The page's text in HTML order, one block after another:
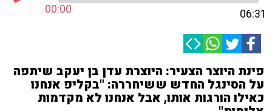
00:00 06:31
פינת היוצר הצעיר: היוצרת עדן בן יעקב שיתפה
על הסינגל החדש ששיחררה: "בקליפ אנחנו
כאילו הורגות אותו, אבל אנחנו לא מקדמות